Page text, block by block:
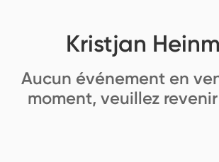
Kristjan
Aucun événement en
moment, veuillez